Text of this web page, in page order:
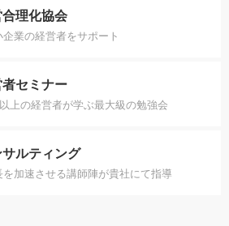
合理化協会
業の経営者をサポート
セミナー
上の経営者が学ぶ最大級の勉強会
ルティング
を加速させる講師陣が貴社にて指導